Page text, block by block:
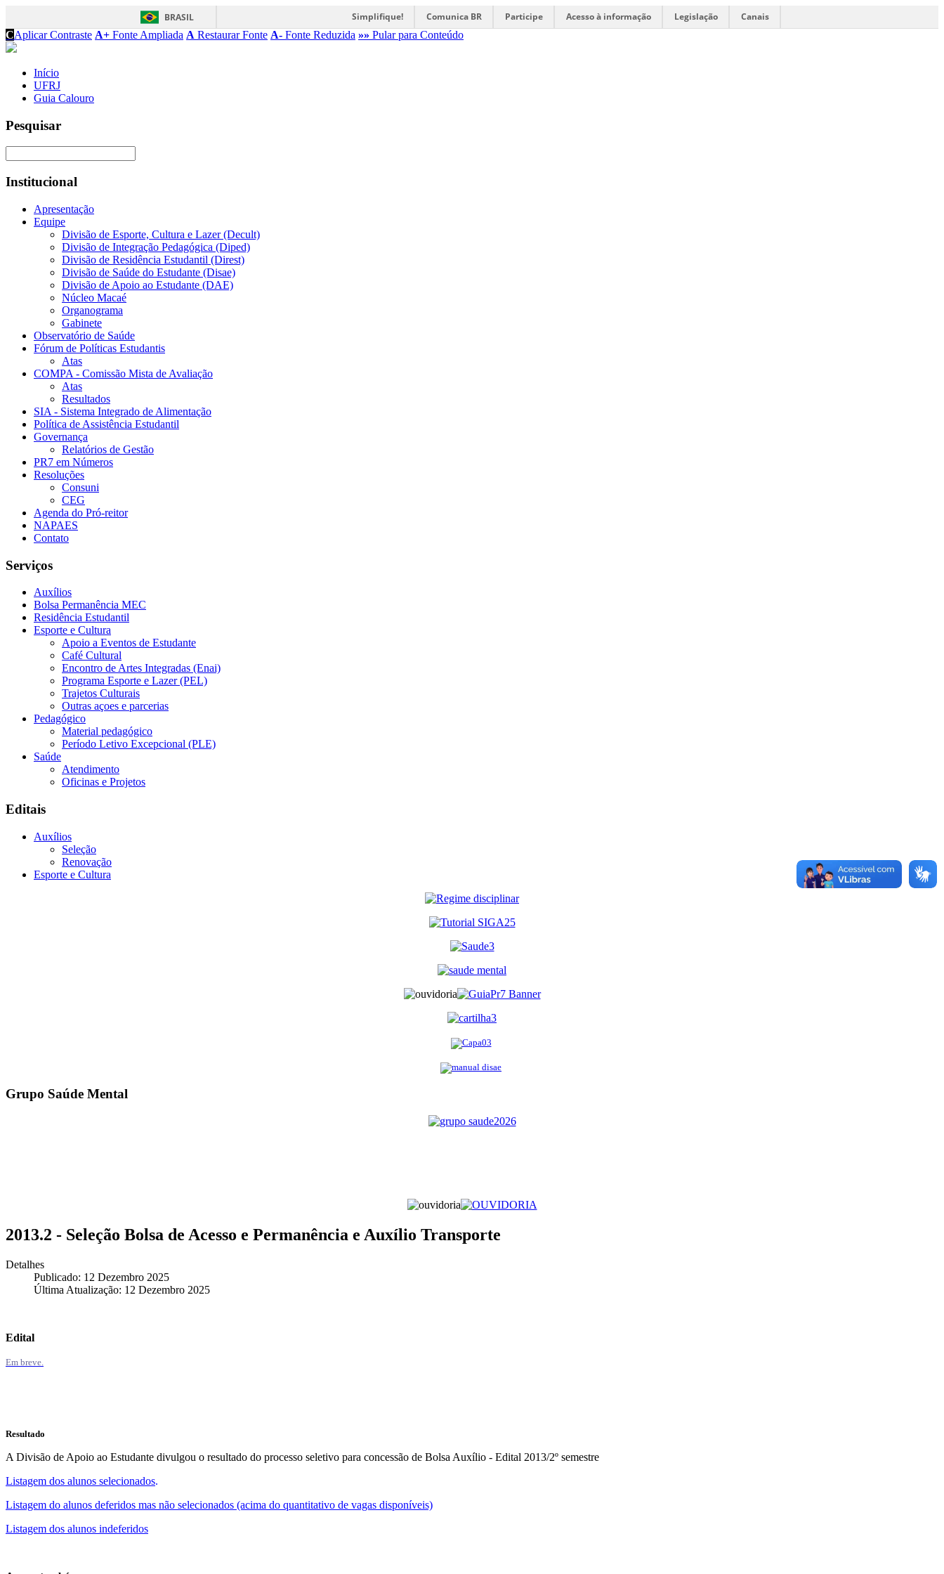
BRASIL Simplifique! Comunica BR Participe Acesso à informação Legislação
Canais
CAplicar Contraste A+ Fonte Ampliada A Restaurar Fonte A- Fonte Reduzida »» Pular para Conteúdo
Início
UFRJ
Guia Calouro
Pesquisar
Institucional
Apresentação
Equipe
Divisão de Esporte, Cultura e Lazer (Decult)
Divisão de Integração Pedagógica (Diped)
Divisão de Residência Estudantil (Direst)
Divisão de Saúde do Estudante (Disae)
Divisão de Apoio ao Estudante (DAE)
Núcleo Macaé
Organograma
Gabinete
Observatório de Saúde
Fórum de Políticas Estudantis
Atas
COMPA - Comissão Mista de Avaliação
Atas
Resultados
SIA - Sistema Integrado de Alimentação
Política de Assistência Estudantil
Governança
Relatórios de Gestão
PR7 em Números
Resoluções
Consuni
CEG
Agenda do Pró-reitor
NAPAES
Contato
Serviços
Auxílios
Bolsa Permanência MEC
Residência Estudantil
Esporte e Cultura
Apoio a Eventos de Estudante
Café Cultural
Encontro de Artes Integradas (Enai)
Programa Esporte e Lazer (PEL)
Trajetos Culturais
Outras açoes e parcerias
Pedagógico
Material pedagógico
Período Letivo Excepcional (PLE)
Saúde
Atendimento
Oficinas e Projetos
Editais
Auxílios
Seleção
Renovação
Esporte e Cultura
Grupo Saúde Mental
2013.2 - Seleção Bolsa de Acesso e Permanência e Auxílio Transporte
Detalhes
Publicado: 12 Dezembro 2025
Última Atualização: 12 Dezembro 2025
Edital
Em breve.
Resultado
A Divisão de Apoio ao Estudante divulgou o resultado do processo seletivo para concessão de Bolsa Auxílio - Edital 2013/2º semestre
Listagem dos alunos selecionados.
Listagem do alunos deferidos mas não selecionados (acima do quantitativo de vagas disponíveis)
Listagem dos alunos indeferidos